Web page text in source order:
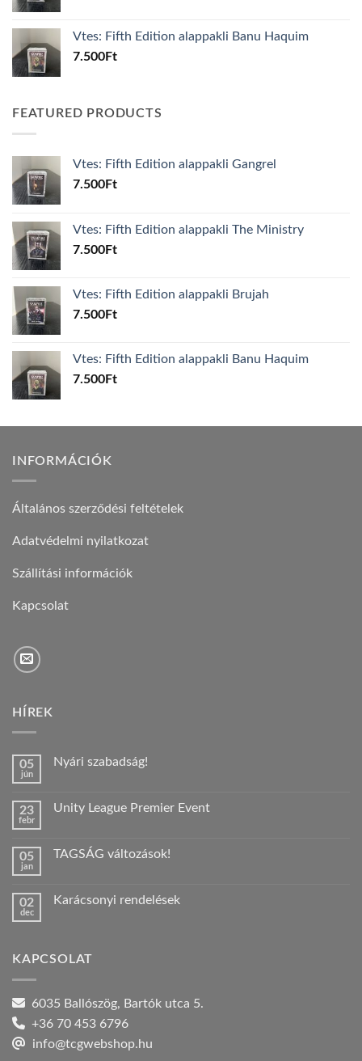
Vtes: Fifth Edition alappakli Banu Haquim
7.500Ft
FEATURED PRODUCTS
Vtes: Fifth Edition alappakli Gangrel
7.500Ft
Vtes: Fifth Edition alappakli The Ministry
7.500Ft
Vtes: Fifth Edition alappakli Brujah
7.500Ft
Vtes: Fifth Edition alappakli Banu Haquim
7.500Ft
INFORMÁCIÓK
Általános szerződési feltételek
Adatvédelmi nyilatkozat
Szállítási információk
Kapcsolat
HÍREK
05
jún
Nyári szabadság!
Nyári
23
febr
Unity League Premier Event
Unity
bejegyzéshez
05
jan
TAGSÁG változások!
TAGSÁG
02
dec
Karácsonyi rendelések
rendelések
KAPCSOLAT
6035 Ballószög, Bartók utca 5.
+36 70 453 6796
info@tcgwebshop.hu